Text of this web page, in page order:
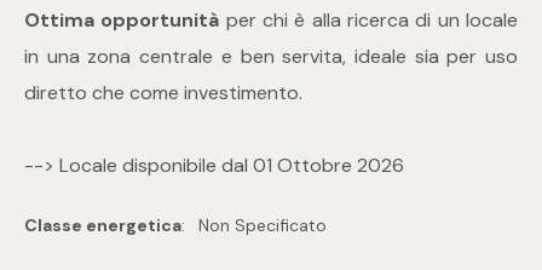
Ottima opportunità per chi è alla ricerca di un locale
in una zona centrale e ben servita, ideale sia per uso
diretto che come investimento.
--> Locale disponibile dal 01 Ottobre 2026
Classe energetica: Non Specificato
Totale
mq